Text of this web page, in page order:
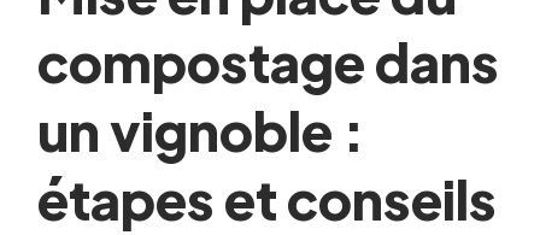
compostage dans
un vignoble :
étapes et conseils